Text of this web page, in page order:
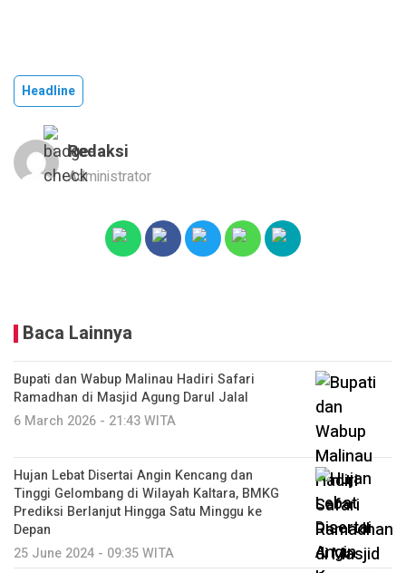
Headline
Redaksi
Administrator
Baca Lainnya
Bupati dan Wabup Malinau Hadiri Safari
Ramadhan di Masjid Agung Darul Jalal
6 March 2026 - 21:43 WITA
Hujan Lebat Disertai Angin Kencang dan
Tinggi Gelombang di Wilayah Kaltara, BMKG
Prediksi Berlanjut Hingga Satu Minggu ke
Depan
25 June 2024 - 09:35 WITA